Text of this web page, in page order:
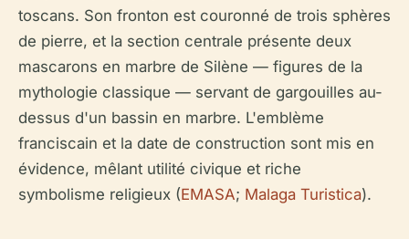
toscans. Son fronton est couronné de trois sphères
de pierre, et la section centrale présente deux
mascarons en marbre de Silène — figures de la
mythologie classique — servant de gargouilles au-
dessus d'un bassin en marbre. L'emblème
franciscain et la date de construction sont mis en
évidence, mêlant utilité civique et riche
symbolisme religieux (EMASA; Malaga Turistica).